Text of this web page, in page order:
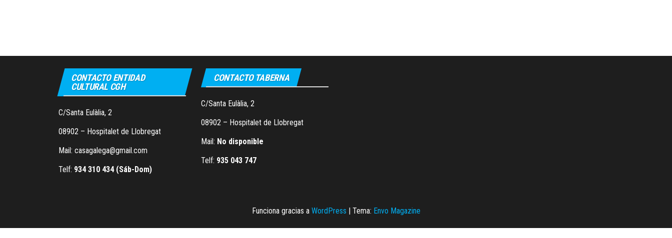
CONTACTO ENTIDAD
CULTURAL CGH
C/Santa Eulàlia, 2
08902 – Hospitalet de Llobregat
Mail: casagalega@gmail.com
Telf: 934 310 434 (Sáb-Dom)
CONTACTO TABERNA
C/Santa Eulàlia, 2
08902 – Hospitalet de Llobregat
Mail: No disponible
Telf: 935 043 747
Funciona gracias a WordPress | Tema: Envo Magazine